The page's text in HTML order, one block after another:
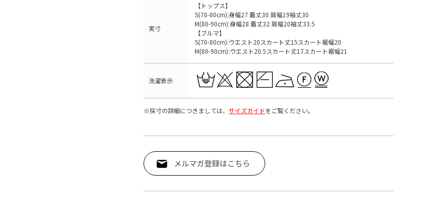
実寸
【トップス】
S(70-80cm):身幅27 着丈30 肩幅19袖丈30
M(80-90cm):身幅28 着丈32 肩幅20袖丈33.5
【ブルマ】
S(70-80cm):ウエスト20スカート丈15スカート裾幅20
M(80-90cm):ウエスト20.5スカート丈17スカート裾幅21
洗濯表示
※採寸の詳細につきましては、 サイズガイドをご覧ください。
メルマガ登録はこちら